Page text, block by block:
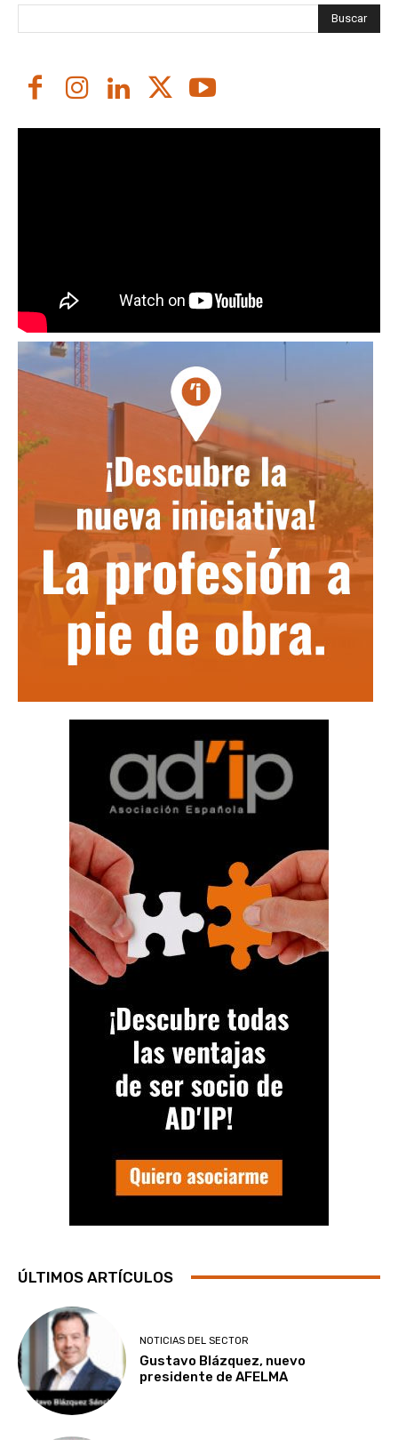
Buscar
ÚLTIMOS ARTÍCULOS
NOTICIAS DEL SECTOR
Gustavo Blázquez, nuevo
presidente de AFELMA